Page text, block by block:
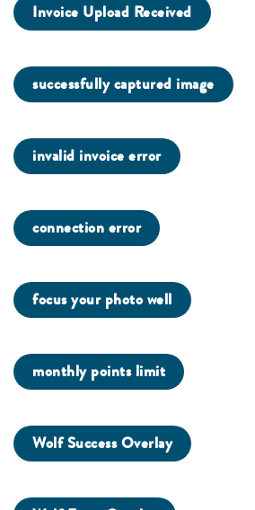
Invoice Upload Received
successfully captured image
invalid invoice error
connection error
focus your photo well
monthly points limit
Wolf Success Overlay